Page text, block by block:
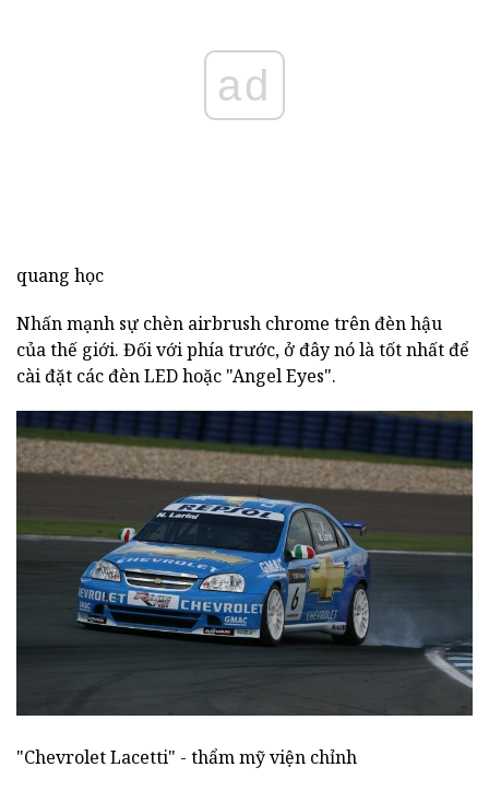
ad
quang học
Nhấn mạnh sự chèn airbrush chrome trên đèn hậu
của thế giới. Đối với phía trước, ở đây nó là tốt nhất để
cài đặt các đèn LED hoặc "Angel Eyes".
"Chevrolet Lacetti" - thẩm mỹ viện chỉnh